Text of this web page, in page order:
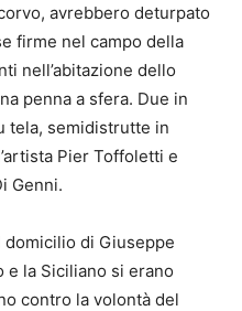
avrebbero deturpato
firme nel campo della
nell’abitazione dello
penna a sfera. Due in
tela, semidistrutte in
Pier Toffoletti e
Genni.
di Giuseppe
e la Siciliano si erano
contro la volontà del